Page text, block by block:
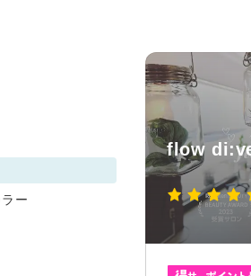
flow
ー